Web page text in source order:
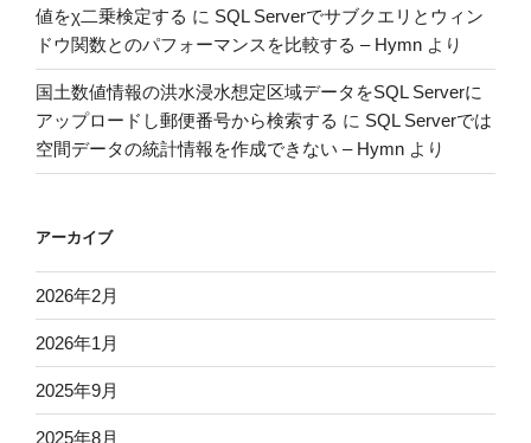
値をχ二乗検定する に SQL Serverでサブクエリとウィン
ドウ関数とのパフォーマンスを比較する – Hymn より
国土数値情報の洪水浸水想定区域データをSQL Serverに
アップロードし郵便番号から検索する に SQL Serverでは
空間データの統計情報を作成できない – Hymn より
アーカイブ
2026年2月
2026年1月
2025年9月
2025年8月